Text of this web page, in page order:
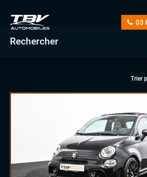
03
Rechercher
automatique